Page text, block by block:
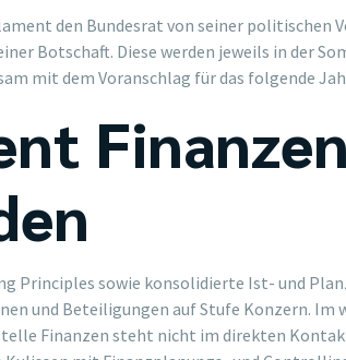
den Bundesrat von seiner
Botschaft. Diese werden jeweils in der
mit dem Voranschlag für das folgende
Principles sowie konsolidierte Ist- und
und Beteiligungen auf Stufe Konzern. Im
Finanzen steht nicht im direkten